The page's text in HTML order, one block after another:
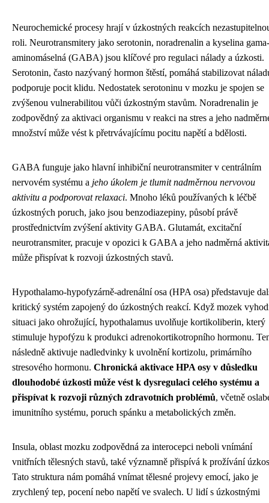
Neurochemické procesy hrají v úzkostných reakcích
roli. Neurotransmitery jako serotonin, noradrenalin a kyselina gama-
aminomáselná (GABA) jsou klíčové pro regulaci nálady a úzkosti.
Serotonin, často nazývaný hormon štěstí, pomáhá stabilizovat
podporuje pocit klidu. Nedostatek serotoninu v mozku je spojen se
zvýšenou vulnerabilitou vůči úzkostným stavům. Noradrenalin je
zodpovědný za aktivaci organismu v reakci na stres a jeho
množství může vést k přetrvávajícímu pocitu napětí a bdělosti.
GABA funguje jako hlavní inhibiční neurotransmiter v centrálním
nervovém systému a jeho úkolem je tlumit nadměrnou nervovou
aktivitu a podporovat relaxaci. Mnoho léků používaných k léčbě
úzkostných poruch, jako jsou benzodiazepiny, působí právě
prostřednictvím zvýšení aktivity GABA. Glutamát, excitační
neurotransmiter, pracuje v opozici k GABA a jeho nadměrná
může přispívat k rozvoji úzkostných stavů.
Hypothalamo-hypofyzárně-adrenální osa (HPA osa) představuje
kritický systém zapojený do úzkostných reakcí. Když mozek
situaci jako ohrožující, hypothalamus uvolňuje kortikoliberin, který
stimuluje hypofýzu k produkci adrenokortikotropního hormonu.
následně aktivuje nadledvinky k uvolnění kortizolu, primárního
stresového hormonu. Chronická aktivace HPA osy v důsledku
dlouhodobé úzkosti může vést k dysregulaci celého systému a
přispívat k rozvoji různých zdravotních problémů, včetně
imunitního systému, poruch spánku a metabolických změn.
Insula, oblast mozku zodpovědná za interocepci neboli vnímání
vnitřních tělesných stavů, také významně přispívá k prožívání
Tato struktura nám pomáhá vnímat tělesné projevy emocí, jako je
zrychlený tep, pocení nebo napětí ve svalech. U lidí s úzkostnými